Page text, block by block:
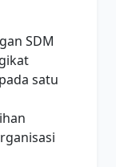
SDM
satu